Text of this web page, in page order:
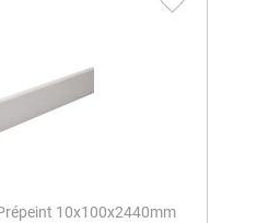
10x100x2440mm